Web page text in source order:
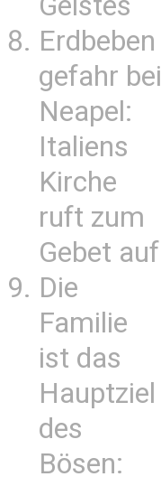
Erdbeben
gefahr bei
Neapel:
Italiens
Kirche
ruft zum
Gebet auf
Die
Familie
ist das
Hauptziel
des
Bösen: